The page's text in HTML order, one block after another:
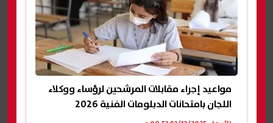
مواعيد إجراء مقابلات المرشحين لرؤساء ووكلاء
اللجان بامتحانات الدبلومات الفنية 2026